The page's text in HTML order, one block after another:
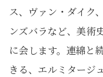
ス、ヴァン・ダイク
ンズバラなど、美術
に会します。連綿と
きる、エルミタージ